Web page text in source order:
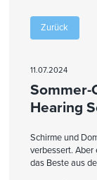
Zurück
11.07.2024
Sommer-
Hearing
Schirme und
verbessert.
das Beste aus